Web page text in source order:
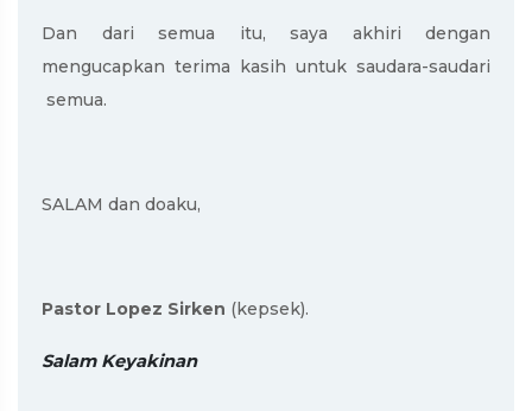
Dan dari semua itu, saya akhiri dengan
mengucapkan terima kasih untuk saudara-saudari
semua.
SALAM dan doaku,
Pastor Lopez Sirken (kepsek).
Salam Keyakinan